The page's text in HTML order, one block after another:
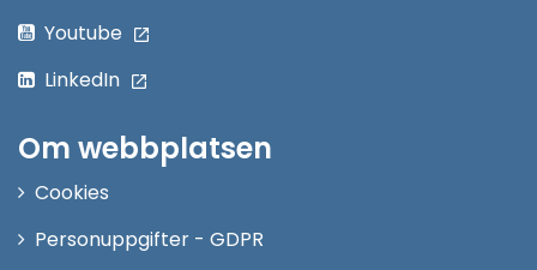
Youtube
LinkedIn
Om webbplatsen
Cookies
Personuppgifter - GDPR